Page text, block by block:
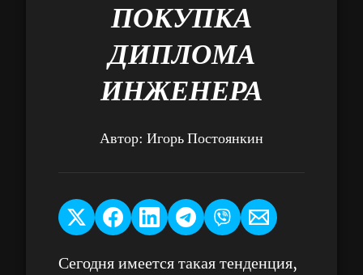
ПОКУПКА
ДИПЛОМА
ИНЖЕНЕРА
Автор: Игорь Постоянкин
Сегодня имеется такая тенденция,